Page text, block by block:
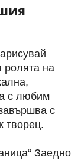
ролята на
с любим
с
творец.
Заедно